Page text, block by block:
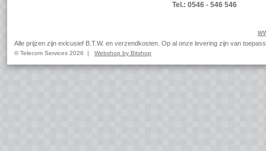
Tel.: 0546 - 546 546
Alle prijzen zijn exlcusief B.T.W. en verzendkosten. Op al onze levering zijn van
© Telecom Services 2026 | Webshop by Bitshop